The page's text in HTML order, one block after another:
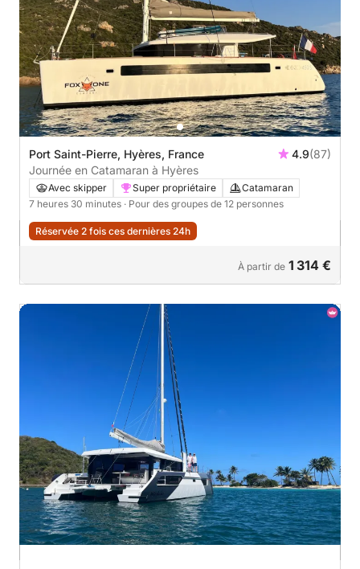
Port Saint-Pierre, Hyères, France 4.9(87)
Journée en Catamaran à Hyères
Avec skipper Super propriétaire
Catamaran
7 heures 30 minutes · Pour des groupes de 12 personnes
Réservée 2 fois ces dernières 24h
À partir de 1 314 €